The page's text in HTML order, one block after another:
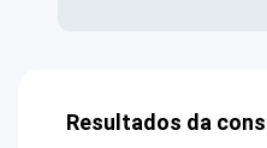
Resultados da